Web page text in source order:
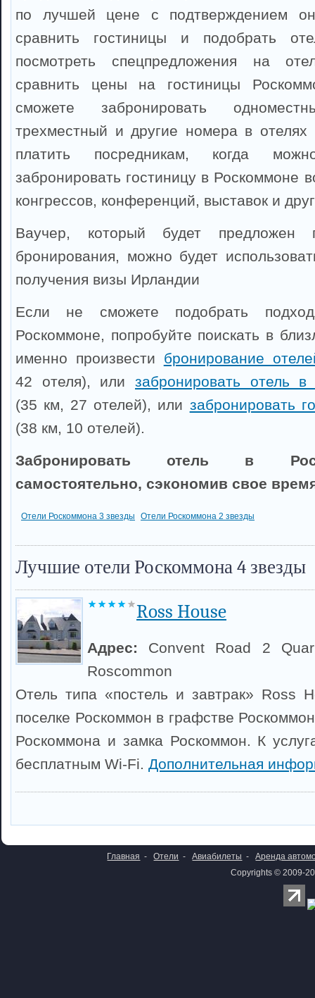
по лучшей цене с подтверждением
сравнить гостиницы и подобрать
посмотреть спецпредложения на
сравнить цены на гостиницы
сможете забронировать
трехместный и другие номера в
платить посредникам, когда
забронировать гостиницу в Роскоммоне
конгрессов, конференций, выставок и
Ваучер, который будет предложен
бронирования, можно будет
получения визы Ирландии
Если не сможете подобрать
Роскоммоне, попробуйте поискать в
именно произвести бронирование
42 отеля), или забронировать отель
(35 км, 27 отелей), или забронировать
(38 км, 10 отелей).
Забронировать отель в
самостоятельно, сэкономив свое
Отели Роскоммона 3 звезды Отели Роскоммона 2 звезды
Лучшие отели Роскоммона 4 звезды
Ross House
Адрес: Convent Road 2
Roscommon
Отель типа «постель и завтрак» Ross
поселке Роскоммон в графстве
Роскоммона и замка Роскоммон. К
бесплатным Wi-Fi. Дополнительная
Главная - Отели - Авиабилеты -
Аренда
Copyrights © 2009-